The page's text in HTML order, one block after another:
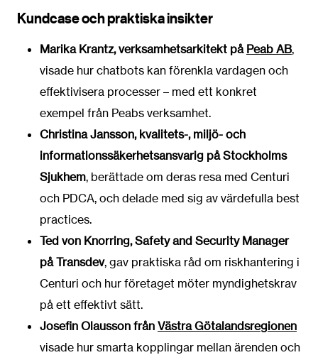
Kundcase och praktiska insikter
Marika Krantz, verksamhetsarkitekt på Peab AB,
visade hur chatbots kan förenkla vardagen och
effektivisera processer – med ett konkret
exempel från Peabs verksamhet.
Christina Jansson, kvalitets-, miljö- och
informationssäkerhetsansvarig på Stockholms
Sjukhem, berättade om deras resa med Centuri
och PDCA, och delade med sig av värdefulla best
practices.
Ted von Knorring, Safety and Security Manager
på Transdev, gav praktiska råd om riskhantering i
Centuri och hur företaget möter myndighetskrav
på ett effektivt sätt.
Josefin Olausson från Västra Götalandsregionen
visade hur smarta kopplingar mellan ärenden och